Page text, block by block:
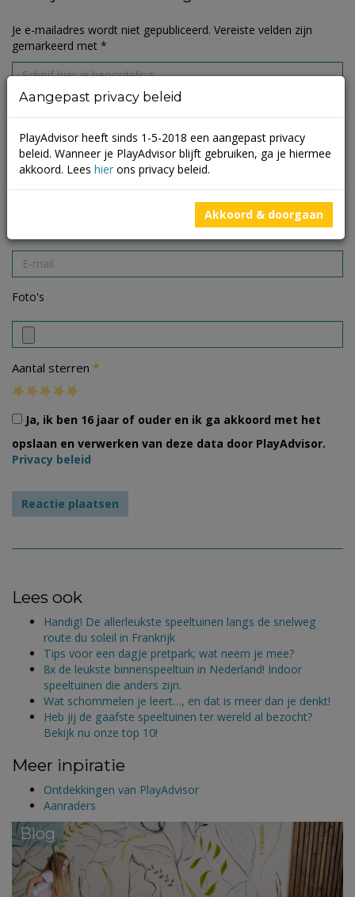
Je e-mailadres wordt niet gepubliceerd. Vereiste velden zijn
gemarkeerd met *
Foto's
Aantal sterren *
Ja, ik ben 16 jaar of ouder en ik ga akkoord met het
opslaan en verwerken van deze data door PlayAdvisor.
Privacy beleid
Lees ook
Handig! De allerleukste speeltuinen langs de snelweg
route du soleil in Frankrijk
Tips voor een dagje pretpark; wat neem je mee?
8x de leukste binnenspeeltuin in Nederland! Indoor
speeltuinen die anders zijn.
Wat schommelen je leert…, en dat is meer dan je denkt!
Heb jij de gaafste speeltuinen ter wereld al bezocht?
Bekijk nu onze top 10!
Meer inpiratie
Ontdekkingen van PlayAdvisor
Aanraders
Blog
Aangepast privacy beleid
PlayAdvisor heeft sinds 1-5-2018 een aangepast privacy
beleid. Wanneer je PlayAdvisor blijft gebruiken, ga je hiermee
akkoord. Lees hier ons privacy beleid.
Akkoord & doorgaan